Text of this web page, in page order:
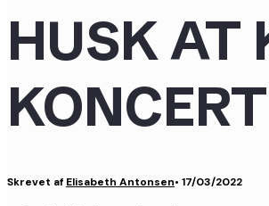
HUSK AT
Skrevet af Elisabeth Antonsen• 17/03/2022